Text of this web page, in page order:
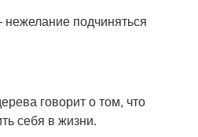
подчиняться
говорит о том, что
себя в жизни.